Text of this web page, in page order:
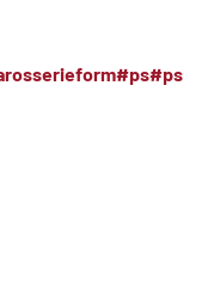
#ps#ps